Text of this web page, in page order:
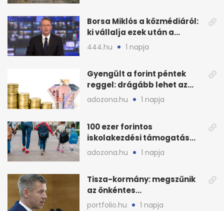
Borsa Miklós a közmédiáról:
ki vállalja ezek után a
munkát?
444.hu 1 napja
Gyengült a forint péntek
reggel: drágább lehet az
euró és a dollár
adozona.hu 1 napja
100 ezer forintos
iskolakezdési támogatás
2026 őszén: adózás,
munkáltatói plusz
adozona.hu 1 napja
Tisza-kormány: megszűnik
az önkéntes
fogyasztáscsökkentés
portfolio.hu 1 napja